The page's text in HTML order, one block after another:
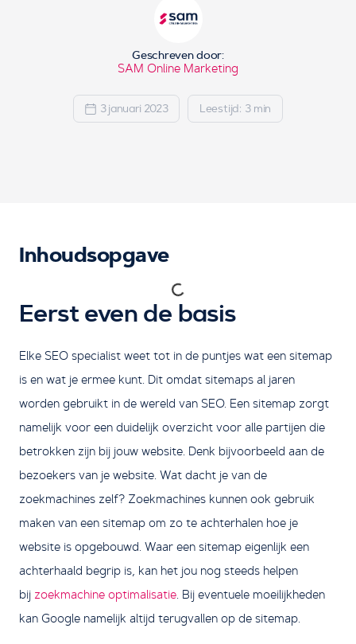
Geschreven door:
SAM Online Marketing
3 januari 2023 Leestijd: 3 min
Eerst even de basis
Elke SEO specialist weet tot in de puntjes wat een sitemap
is en wat je ermee kunt. Dit omdat sitemaps al jaren
worden gebruikt in de wereld van SEO. Een sitemap zorgt
namelijk voor een duidelijk overzicht voor alle partijen die
betrokken zijn bij jouw website. Denk bijvoorbeeld aan de
bezoekers van je website. Wat dacht je van de
zoekmachines zelf? Zoekmachines kunnen ook gebruik
maken van een sitemap om zo te achterhalen hoe je
website is opgebouwd. Waar een sitemap eigenlijk een
achterhaald begrip is, kan het jou nog steeds helpen
bij zoekmachine optimalisatie. Bij eventuele moeilijkheden
kan Google namelijk altijd terugvallen op de sitemap.
Inhoudsopgave